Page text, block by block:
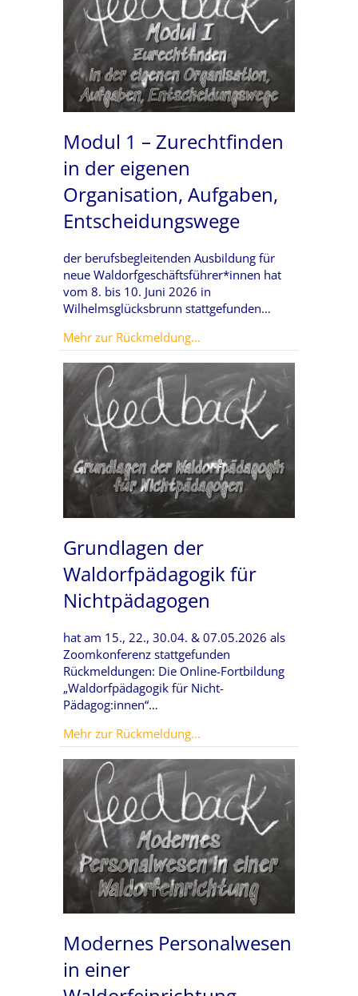
Modul 1 – Zurechtfinden
in der eigenen
Organisation, Aufgaben,
Entscheidungswege
der berufsbegleitenden Ausbildung für
neue Waldorfgeschäftsführer*innen hat
vom 8. bis 10. Juni 2026 in
Wilhelmsglücksbrunn stattgefunden…
Mehr zur Rückmeldung...
Grundlagen der
Waldorfpädagogik für
Nichtpädagogen
hat am 15., 22., 30.04. & 07.05.2026 als
Zoomkonferenz stattgefunden
Rückmeldungen: Die Online-Fortbildung
„Waldorfpädagogik für Nicht-
Pädagog:innen“…
Mehr zur Rückmeldung...
Modernes Personalwesen
in einer